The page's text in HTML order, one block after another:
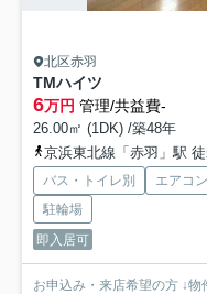
北区赤羽
TMハイツ
6万円 管理/共益費-
26.00㎡ (1DK) /築48年
京浜東北線「赤羽」駅
バス・トイレ別 エアコン
駐輪場
即入居可
お申込み・来店希望の方 ↓